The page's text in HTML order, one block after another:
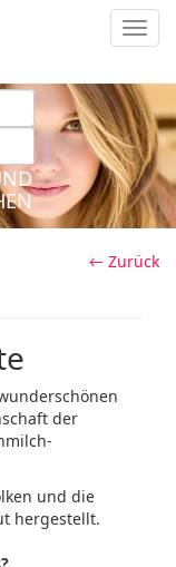
← Zurück
der
und die
hergestellt.